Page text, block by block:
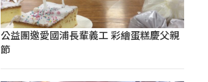
公益團邀愛國浦長輩義工 彩繪蛋糕慶父親
節